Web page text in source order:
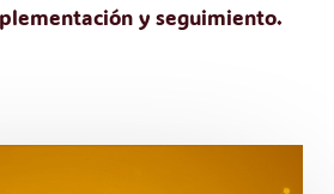
y seguimiento.